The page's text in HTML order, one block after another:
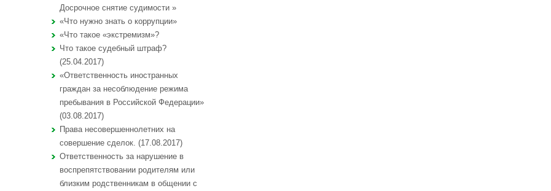
Досрочное снятие судимости »
«Что нужно знать о коррупции»
«Что такое «экстремизм»?
Что такое судебный штраф?
(25.04.2017)
«Ответственность иностранных
граждан за несоблюдение режима
пребывания в Российской Федерации»
(03.08.2017)
Права несовершеннолетних на
совершение сделок. (17.08.2017)
Ответственность за нарушение в
воспрепятствовании родителям или
близким родственникам в общении с